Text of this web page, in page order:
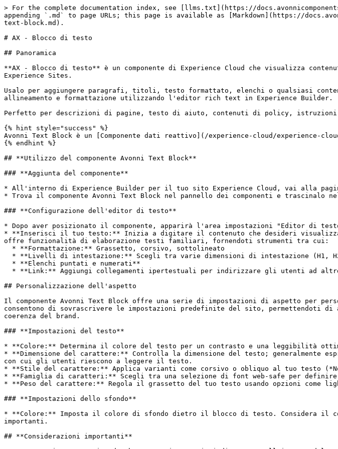
> For the complete documentation index, see [llms.txt](https://
appending `.md` to page URLs; this page is available as [Markdown](https://
text-block.md).
# AX - Blocco di testo
## Panoramica
**AX - Blocco di testo** è un componente di Experience Cloud che visualizza
Experience Sites.
Usalo per aggiungere paragrafi, titoli, testo formattato, elenchi o qualsiasi
allineamento e formattazione utilizzando l'editor rich text in Experience Builder.
Perfetto per descrizioni di pagine, testo di aiuto, contenuti di policy,
{% hint style="success" %}
Avonni Text Block è un [Componente dati reattivo](/experience-cloud/experience-
{% endhint %}
## **Utilizzo del componente Avonni Text Block**
### **Aggiunta del componente**
* All'interno di Experience Builder per il tuo sito Experience Cloud, vai alla
* Trova il componente Avonni Text Block nel pannello dei componenti e trascinalo
### **Configurazione dell'editor di testo**
* Dopo aver posizionato il componente, apparirà l'area impostazioni "Editor di
* **Inserisci il tuo testo:** Inizia a digitare il contenuto che desideri
offre funzionalità di elaborazione testi familiari, fornendoti strumenti tra cui:
## Personalizzazione dell'aspetto
Il componente Avonni Text Block offre una serie di impostazioni di aspetto per
consentono di sovrascrivere le impostazioni predefinite del sito, permettendoti
coerenza del brand.
### **Impostazioni del testo**
* **Colore:** Determina il colore del testo per un contrasto e una leggibilità
* **Dimensione del carattere:** Controlla la dimensione del testo; generalmente
con cui gli utenti riescono a leggere il testo.
* **Stile del carattere:** Applica varianti come corsivo o obliquo al tuo testo
* **Famiglia di caratteri:** Scegli tra una selezione di font web-safe per
* **Peso del carattere:** Regola il grassetto del tuo testo usando opzioni come
### **Impostazioni dello sfondo**
* **Colore:** Imposta il colore di sfondo dietro il blocco di testo. Considera il
importanti.
## **Considerazioni importanti**